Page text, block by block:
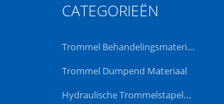
CATEGORIEËN
Trommel Behandelingsmateriaal
Trommel Dumpend Materiaal
Hydraulische Trommelstapelaar